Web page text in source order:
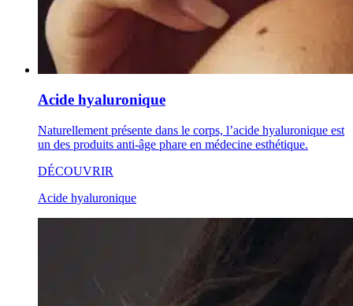
Acide hyaluronique
Naturellement présente dans le corps, l’acide hyaluronique est
un des produits anti-âge phare en médecine esthétique.
DÉCOUVRIR
Acide hyaluronique